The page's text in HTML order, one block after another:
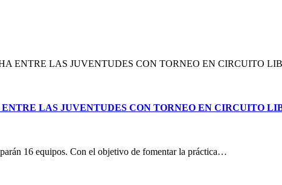
ENTRE LAS JUVENTUDES CON TORNEO EN CIRCUITO
LAS JUVENTUDES CON TORNEO EN CIRCUITO
16 equipos. Con el objetivo de fomentar la práctica…